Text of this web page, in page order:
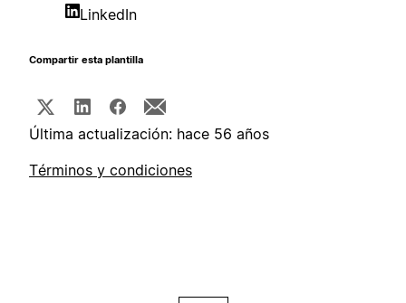
LinkedIn
Compartir esta plantilla
Última actualización: hace 56 años
Términos y condiciones